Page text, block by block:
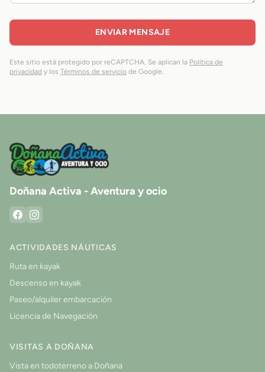
ENVIAR MENSAJE
Este sitio está protegido por reCAPTCHA. Se aplican la Política de
privacidad y los Términos de servicio de Google.
Doñana Activa - Aventura y ocio
ACTIVIDADES NÁUTICAS
Ruta en kayak
Descenso en kayak
Paseo/alquiler embarcación
Licencia de Navegación
VISITAS A DOÑANA
Vista en todoterreno a Doñana